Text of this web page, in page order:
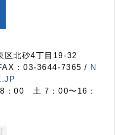
北砂4丁目19-32
：03-3644-7365 / N
：00 土 7：00〜16：